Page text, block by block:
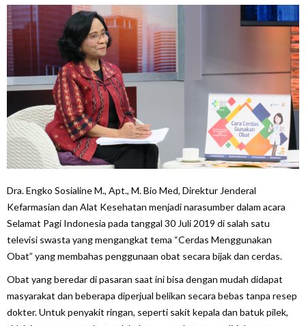
Dra. Engko Sosialine M., Apt., M. Bio Med, Direktur Jenderal
Kefarmasian dan Alat Kesehatan menjadi narasumber dalam acara
Selamat Pagi Indonesia pada tanggal 30 Juli 2019 di salah satu
televisi swasta yang mengangkat tema “Cerdas Menggunakan
Obat” yang membahas penggunaan obat secara bijak dan cerdas.
Obat yang beredar di pasaran saat ini bisa dengan mudah didapat
masyarakat dan beberapa diperjual belikan secara bebas tanpa resep
dokter. Untuk penyakit ringan, seperti sakit kepala dan batuk pilek,